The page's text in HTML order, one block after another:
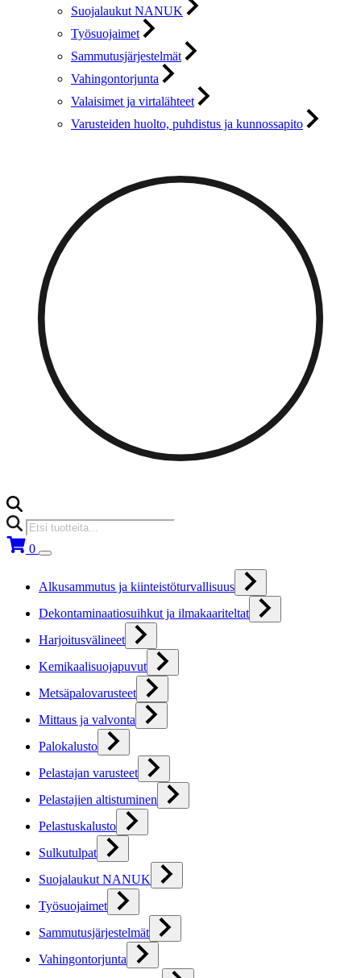
Suojalaukut NANUK
Työsuojaimet
Sammutusjärjestelmät
Vahingontorjunta
Valaisimet ja virtalähteet
Varusteiden huolto, puhdistus ja kunnossapito
Products
search
0
Alkusammutus ja kiinteistöturvallisuus
Dekontaminaatiosuihkut ja ilmakaariteltat
Harjoitusvälineet
Kemikaalisuojapuvut
Metsäpalovarusteet
Mittaus ja valvonta
Palokalusto
Pelastajan varusteet
Pelastajien altistuminen
Pelastuskalusto
Sulkutulpat
Suojalaukut NANUK
Työsuojaimet
Sammutusjärjestelmät
Vahingontorjunta